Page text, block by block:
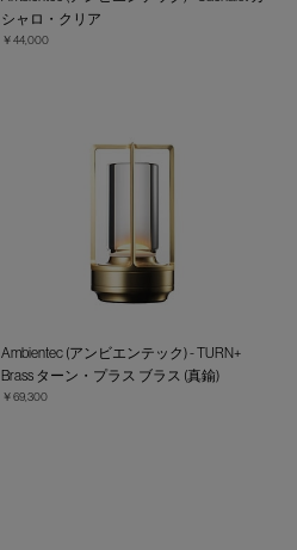
シャロ・クリア
￥44,000
Ambientec (アンビエンテック) - TURN+
Brass ターン・プラス ブラス (真鍮)
￥69,300